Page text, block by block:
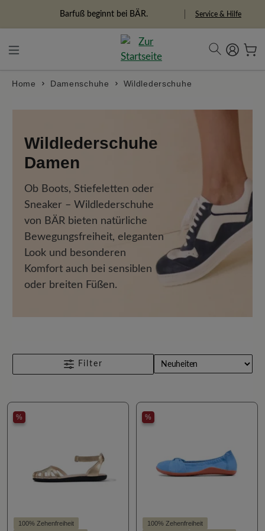
Barfuß beginnt bei BÄR. Service & Hilfe
Home Damenschuhe Wildlederschuhe
Wildlederschuhe
Damen
Ob Boots, Stiefeletten oder
Sneaker – Wildlederschuhe
von BÄR bieten natürliche
Bewegungsfreiheit, eleganten
Look und besonderen
Komfort auch bei sensiblen
oder breiten Füßen.
Filter
%
100% Zehenfreiheit
%
100% Zehenfreiheit